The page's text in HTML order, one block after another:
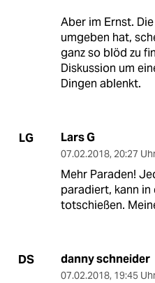
Aber im Ernst.
umgeben hat,
ganz so blöd zu
Diskussion um
Dingen ablenkt.
LG Lars G
07.02.2018, 20:27
Mehr Paraden!
paradiert, kann in
totschießen.
DS danny schneider
07.02.2018, 19:45